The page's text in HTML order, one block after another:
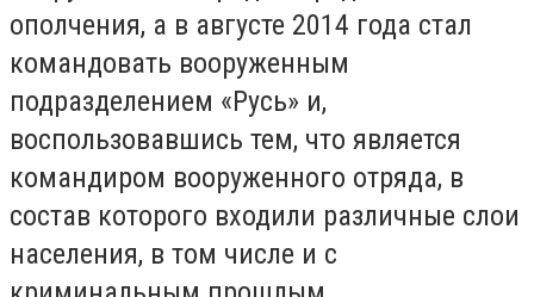
ополчения, а в августе 2014 года стал
командовать вооруженным
подразделением «Русь» и,
воспользовавшись тем, что является
командиром вооруженного отряда, в
состав которого входили различные слои
населения, в том числе и с